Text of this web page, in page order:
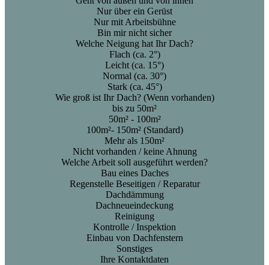
Nur über ein Gerüst
Nur mit Arbeitsbühne
Bin mir nicht sicher
Welche Neigung hat Ihr Dach?
Flach (ca. 2°)
Leicht (ca. 15°)
Normal (ca. 30°)
Stark (ca. 45°)
Wie groß ist Ihr Dach? (Wenn vorhanden)
bis zu 50m²
50m² - 100m²
100m²- 150m² (Standard)
Mehr als 150m²
Nicht vorhanden / keine Ahnung
Welche Arbeit soll ausgeführt werden?
Bau eines Daches
Regenstelle Beseitigen / Reparatur
Dachdämmung
Dachneueindeckung
Reinigung
Kontrolle / Inspektion
Einbau von Dachfenstern
Sonstiges
Ihre Kontaktdaten